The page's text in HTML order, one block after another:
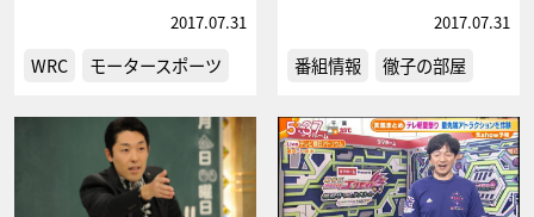
2017.07.31
WRC モータースポーツ
2017.07.31
番組情報 徹子の部屋